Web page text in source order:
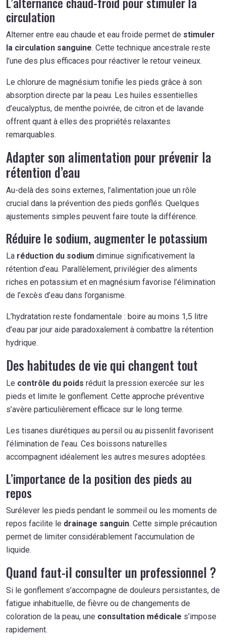
circulation
Alterner entre eau chaude et eau froide permet de stimuler
la circulation sanguine. Cette technique ancestrale reste
l’une des plus efficaces pour réactiver le retour veineux.
Le chlorure de magnésium tonifie les pieds grâce à son
absorption directe par la peau. Les huiles essentielles
d’eucalyptus, de menthe poivrée, de citron et de lavande
offrent quant à elles des propriétés relaxantes
remarquables.
Adapter son alimentation pour prévenir la
rétention d’eau
Au-delà des soins externes, l’alimentation joue un rôle
crucial dans la prévention des pieds gonflés. Quelques
ajustements simples peuvent faire toute la différence.
Réduire le sodium, augmenter le potassium
La réduction du sodium diminue significativement la
rétention d’eau. Parallèlement, privilégier des aliments
riches en potassium et en magnésium favorise l’élimination
de l’excès d’eau dans l’organisme.
L’hydratation reste fondamentale : boire au moins 1,5 litre
d’eau par jour aide paradoxalement à combattre la rétention
hydrique.
Des habitudes de vie qui changent tout
Le contrôle du poids réduit la pression exercée sur les
pieds et limite le gonflement. Cette approche préventive
s’avère particulièrement efficace sur le long terme.
Les tisanes diurétiques au persil ou au pissenlit favorisent
l’élimination de l’eau. Ces boissons naturelles
accompagnent idéalement les autres mesures adoptées.
L’importance de la position des pieds au
repos
Surélever les pieds pendant le sommeil ou les moments de
repos facilite le drainage sanguin. Cette simple précaution
permet de limiter considérablement l’accumulation de
liquide.
Quand faut-il consulter un professionnel ?
Si le gonflement s’accompagne de douleurs persistantes, de
fatigue inhabituelle, de fièvre ou de changements de
coloration de la peau, une consultation médicale s’impose
rapidement.